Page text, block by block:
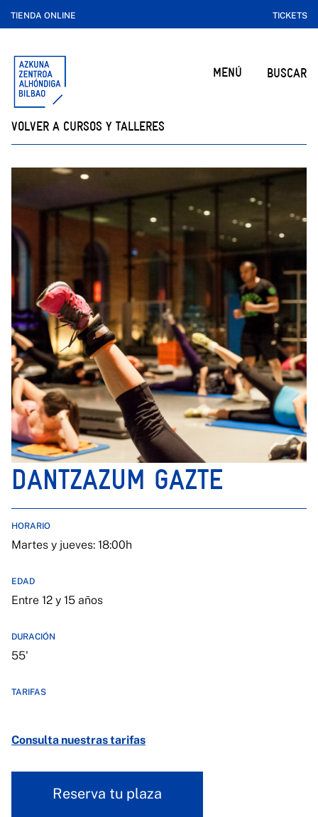
TIENDA ONLINE TICKETS
MENÚ BUSCAR
VOLVER A CURSOS Y TALLERES
DANTZAZUM GAZTE
HORARIO
Martes y jueves: 18:00h
EDAD
Entre 12 y 15 años
DURACIÓN
55'
TARIFAS
Consulta nuestras tarifas
Reserva tu plaza